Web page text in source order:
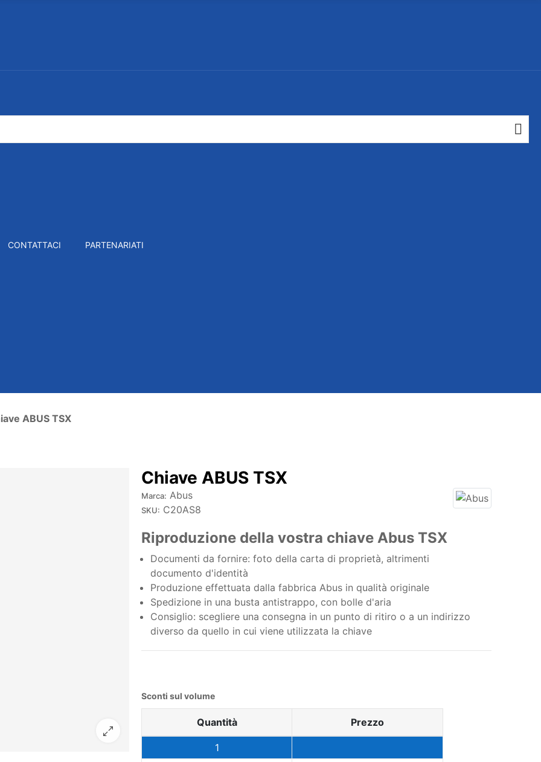
CONTATTACI PARTENARIATI
ABUS TSX
Chiave ABUS TSX
Marca: Abus
SKU: C20AS8
Riproduzione della vostra chiave Abus TSX
Documenti da fornire: foto della carta di proprietà, altrimenti
documento d'identità
Produzione effettuata dalla fabbrica Abus in qualità originale
Spedizione in una busta antistrappo, con bolle d'aria
Consiglio: scegliere una consegna in un punto di ritiro o a un indirizzo
diverso da quello in cui viene utilizzata la chiave
Sconti sul volume
Quantità Prezzo
1